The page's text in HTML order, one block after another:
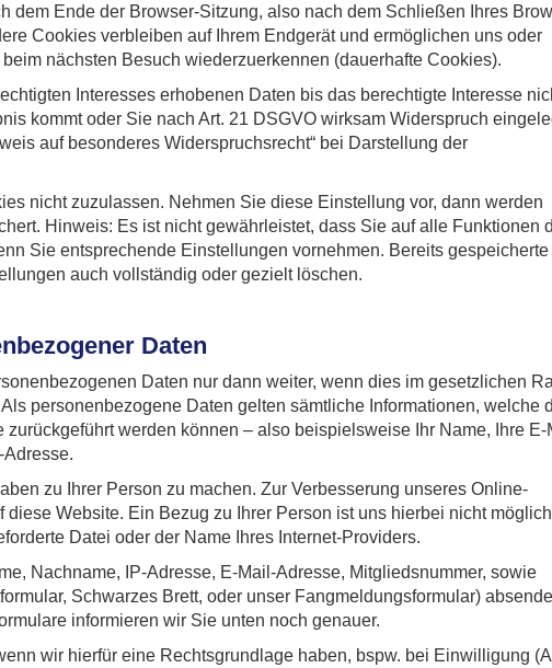
dem Ende der Browser-Sitzung, also nach dem Schließen Ihres
Cookies verbleiben auf Ihrem Endgerät und ermöglichen uns oder
nächsten Besuch wiederzuerkennen (dauerhafte Cookies).
Interesses erhobenen Daten bis das berechtigte Interesse
kommt oder Sie nach Art. 21 DSGVO wirksam Widerspruch
auf besonderes Widerspruchsrecht“ bei Darstellung der
nicht zuzulassen. Nehmen Sie diese Einstellung vor, dann werden
Hinweis: Es ist nicht gewährleistet, dass Sie auf alle Funktionen
Sie entsprechende Einstellungen vornehmen. Bereits gespeicherte
auch vollständig oder gezielt löschen.
Daten
Daten nur dann weiter, wenn dies im gesetzlichen
personenbezogene Daten gelten sämtliche Informationen, welche
werden können – also beispielsweise Ihr Name, Ihre E-
Adresse.
zu Ihrer Person zu machen. Zur Verbesserung unseres Online-
Website. Ein Bezug zu Ihrer Person ist uns hierbei nicht
Datei oder der Name Ihres Internet-Providers.
Nachname, IP-Adresse, E-Mail-Adresse, Mitgliedsnummer, sowie
Schwarzes Brett, oder unser Fangmeldungsformular)
informieren wir Sie unten noch genauer.
wir hierfür eine Rechtsgrundlage haben, bspw. bei Einwilligung